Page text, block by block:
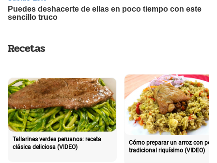
Recetas
Tallarines verdes peruanos: receta
clásica deliciosa (VIDEO)
Cómo preparar un arroz con pollo
tradicional riquísimo (VIDEO)